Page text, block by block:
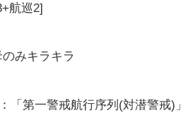
航巡2]
みキラキラ
第一警戒航行序列(対潜警戒)」